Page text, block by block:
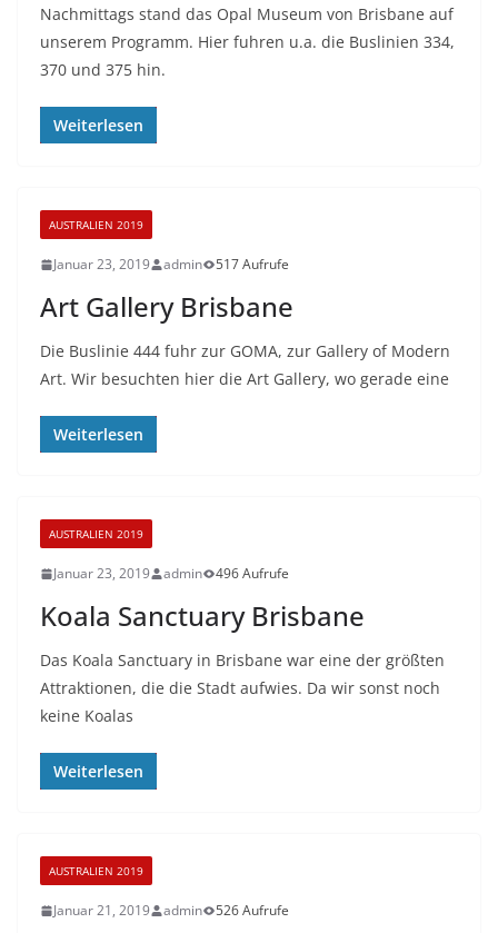
Nachmittags stand das Opal Museum von Brisbane auf
unserem Programm. Hier fuhren u.a. die Buslinien 334,
370 und 375 hin.
Weiterlesen
AUSTRALIEN 2019
Januar 23, 2019 admin 517 Aufrufe
Art Gallery Brisbane
Die Buslinie 444 fuhr zur GOMA, zur Gallery of Modern
Art. Wir besuchten hier die Art Gallery, wo gerade eine
Weiterlesen
AUSTRALIEN 2019
Januar 23, 2019 admin 496 Aufrufe
Koala Sanctuary Brisbane
Das Koala Sanctuary in Brisbane war eine der größten
Attraktionen, die die Stadt aufwies. Da wir sonst noch
keine Koalas
Weiterlesen
AUSTRALIEN 2019
Januar 21, 2019 admin 526 Aufrufe